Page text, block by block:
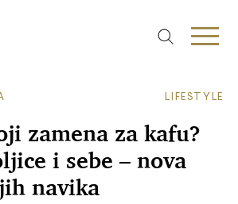
LIFESTYLE
zamena za kafu?
i sebe – nova
navika